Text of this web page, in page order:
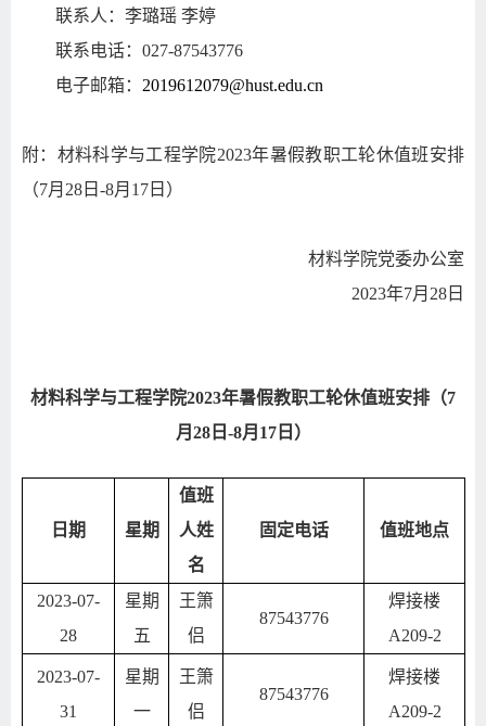
联系人：李璐瑶 李婷
联系电话： 027-87543776
电子邮箱： 2019612079@hust.edu.cn
附：材料科学与工程学院2023年暑假教职工轮休值班安排
（7月 28 日 -8月 17 日）
材料学院党委办公室
2023年7月 28 日
材料科学与工程学院2023年暑假教职工轮休值班安排（7
月 28日 -8月 17日）
日期 星期
值班
人姓
名
固定电话 值班地点
2023-07-
28
星期
五
王箫
侣
87543776
焊接楼
A209-2
2023-07-
31
星期
一
王箫
侣
87543776
焊接楼
A209-2